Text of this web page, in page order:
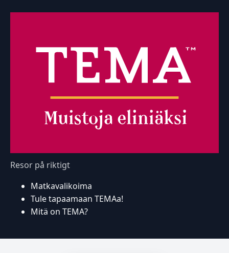
Resor på riktigt
Matkavalikoima
Tule tapaamaan TEMAa!
Mitä on TEMA?